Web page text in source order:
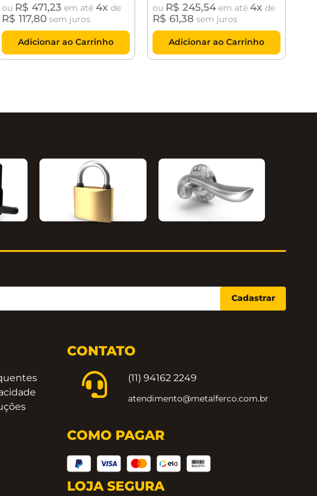
ou R$ 471,23 em até 4 de
R$ 117,80 sem juros
Adicionar ao Carrinho
ou R$ 245,54em até 4 de
R$ 61,38 sem juros
Adicionar ao Carrinho
Cadastrar
CONTATO
(11) 94162 2249
atendimento@metalferco.com.br
COMO PAGAR
LOJA SEGURA